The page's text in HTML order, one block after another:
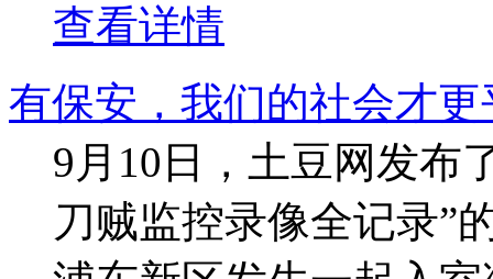
查看详情
有保安，我们的社会才更
9月10日，土豆网发布
刀贼监控录像全记录”